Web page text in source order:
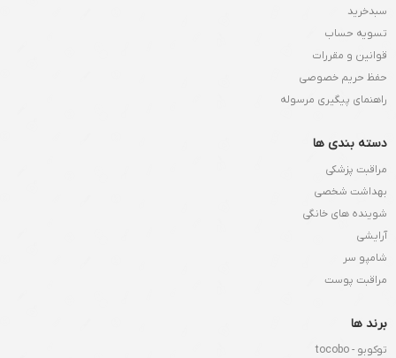
سبدخرید
تسویه حساب
قوانین و مقررات
حفظ حریم خصوصی
راهنمای پیگیری مرسوله
دسته بندی ها
مراقبت پزشکی
بهداشت شخصی
شوینده های خانگی
آرایشی
شامپو سر
مراقبت پوست
برند ها
توکوبو - tocobo